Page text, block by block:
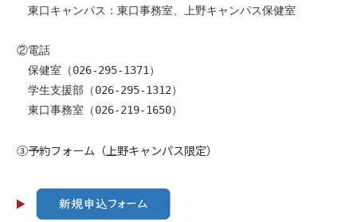
東口キャンパス：東口事務室、上野キャンパス保健室
②電話
保健室（026-295-1371）
学生支援部（026-295-1312）
東口事務室（026-219-1650）
③予約フォーム（上野キャンパス限定）